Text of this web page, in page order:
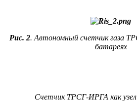
Рис. 2. Автономный счетчик газа
батареях
Счетчик ТРСГ-ИРГА как